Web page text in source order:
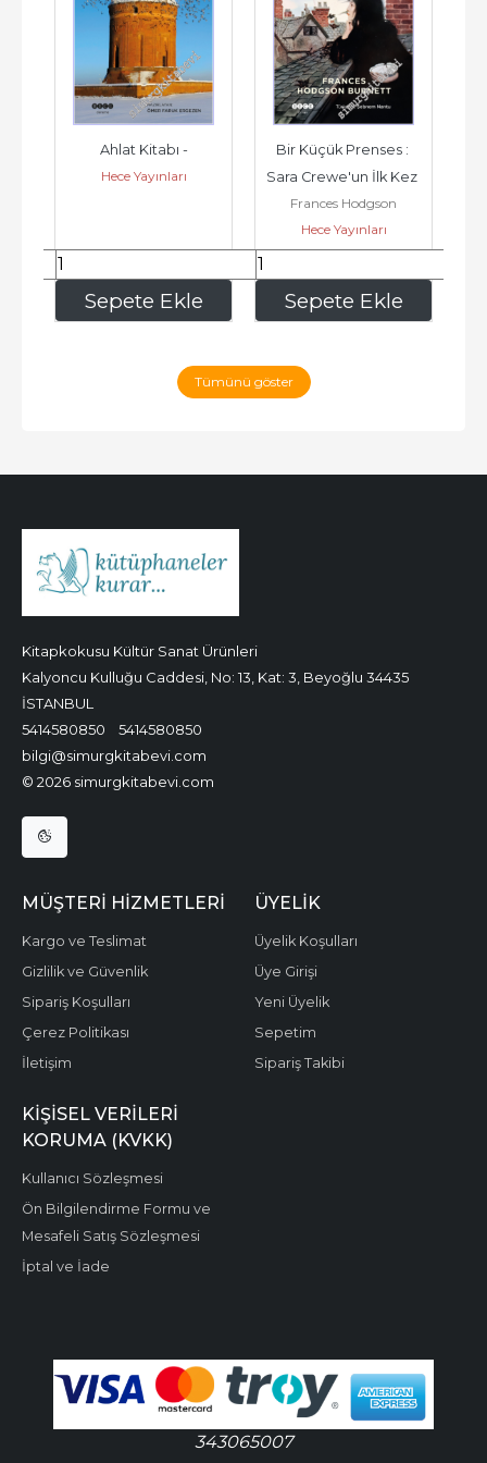
Sepete Ekle
Ahlat Kitabı -
Hece Yayınları
297,50 Sepete Ekle
Bir Küçük Prenses :
Sara Crewe'un İlk Kez
Anlatılan Bütün Bir
Hikayesi -
Frances Hodgson
Burnett
Hece Yayınları
357,00
Tümünü göster
Kitapkokusu Kültür Sanat Ürünleri
Kalyoncu Kulluğu Caddesi, No: 13, Kat: 3, Beyoğlu 34435
İSTANBUL
5414580850
5414580850
bilgi@simurgkitabevi.com
© 2026 simurgkitabevi.com
MÜŞTERI HIZMETLERI
Kargo ve Teslimat
Gizlilik ve Güvenlik
Sipariş Koşulları
Çerez Politikası
İletişim
ÜYELIK
Üyelik Koşulları
Üye Girişi
Yeni Üyelik
Sepetim
Sipariş Takibi
KIŞISEL VERILERI
KORUMA (KVKK)
Kullanıcı Sözleşmesi
Ön Bilgilendirme Formu ve
Mesafeli Satış Sözleşmesi
İptal ve İade
343065007